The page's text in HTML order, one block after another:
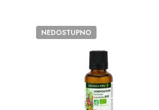
NEDOSTUPNO